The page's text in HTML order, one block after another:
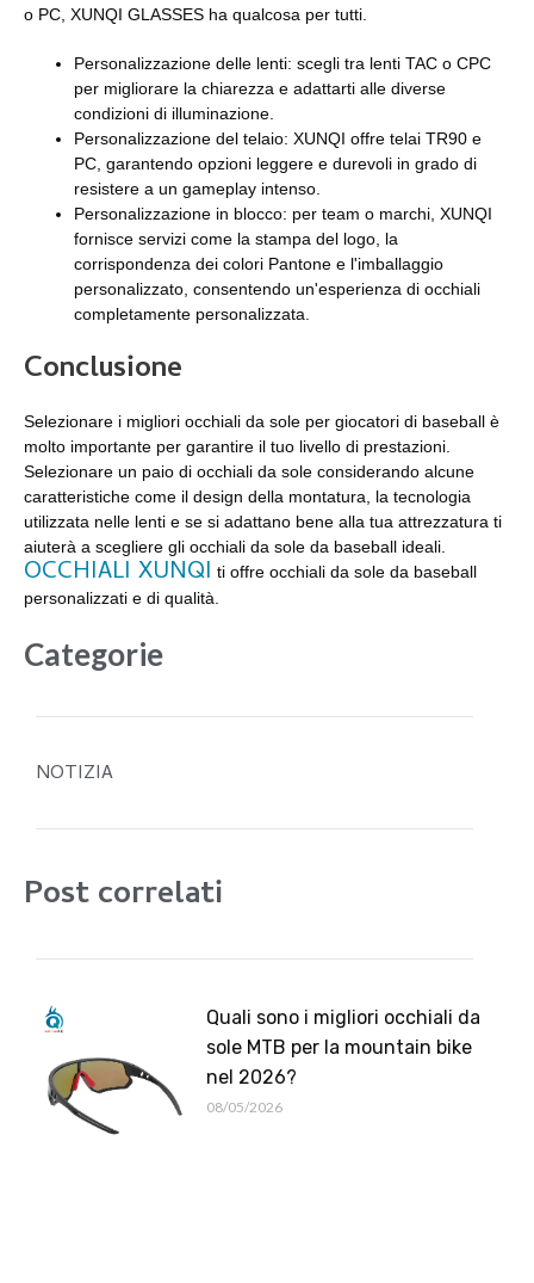
o PC, XUNQI GLASSES ha qualcosa per tutti.
Personalizzazione delle lenti: scegli tra lenti TAC o CPC
per migliorare la chiarezza e adattarti alle diverse
condizioni di illuminazione.
Personalizzazione del telaio: XUNQI offre telai TR90 e
PC, garantendo opzioni leggere e durevoli in grado di
resistere a un gameplay intenso.
Personalizzazione in blocco: per team o marchi, XUNQI
fornisce servizi come la stampa del logo, la
corrispondenza dei colori Pantone e l'imballaggio
personalizzato, consentendo un'esperienza di occhiali
completamente personalizzata.
Conclusione
Selezionare i migliori occhiali da sole per giocatori di baseball è
molto importante per garantire il tuo livello di prestazioni.
Selezionare un paio di occhiali da sole considerando alcune
caratteristiche come il design della montatura, la tecnologia
utilizzata nelle lenti e se si adattano bene alla tua attrezzatura ti
aiuterà a scegliere gli occhiali da sole da baseball ideali.
OCCHIALI XUNQI ti offre occhiali da sole da baseball
personalizzati e di qualità.
Categorie
NOTIZIA
Post correlati
Quali sono i migliori occhiali da
sole MTB per la mountain bike
nel 2026?
08/05/2026